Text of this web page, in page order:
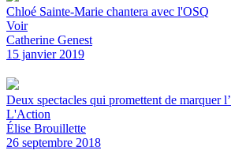
Chloé Sainte-Marie chantera avec l'OSQ
Voir
Catherine Genest
15 janvier 2019
Deux spectacles qui promettent de marquer
L'Action
Élise Brouillette
26 septembre 2018